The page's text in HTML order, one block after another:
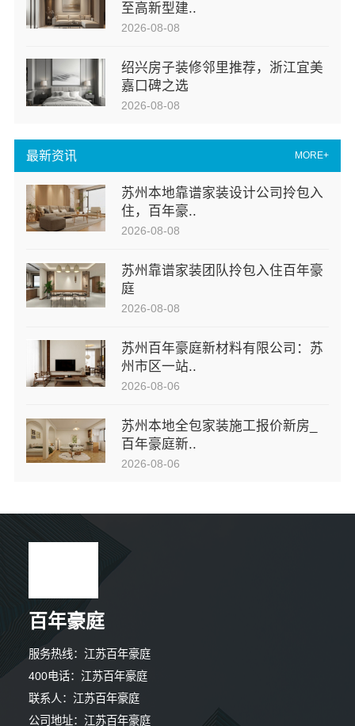
最新资讯 MORE+
苏州本地靠谱家装设计公司拎包入
住，百年豪..
2026-08-08
苏州靠谱家装团队拎包入住百年豪
庭
2026-08-08
苏州百年豪庭新材料有限公司：苏
州市区一站..
2026-08-06
苏州本地全包家装施工报价新房_
百年豪庭新..
2026-08-06
至高新型建..
2026-08-08
绍兴房子装修邻里推荐，浙江宜美
嘉口碑之选
2026-08-08
百年豪庭
服务热线：江苏百年豪庭
400电话：江苏百年豪庭
联系人：江苏百年豪庭
公司地址：江苏百年豪庭